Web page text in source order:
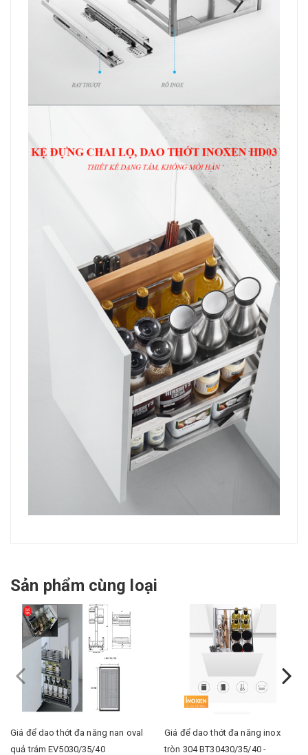
Sản phẩm cùng loại
Giá để dao thớt đa năng nan oval
quả trám EV5030/35/40
Giá để dao thớt đa năng inox
tròn 304 BT30430/35/40 -